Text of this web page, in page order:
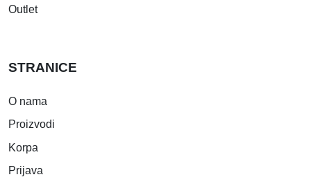
Outlet
STRANICE
O nama
Proizvodi
Korpa
Prijava